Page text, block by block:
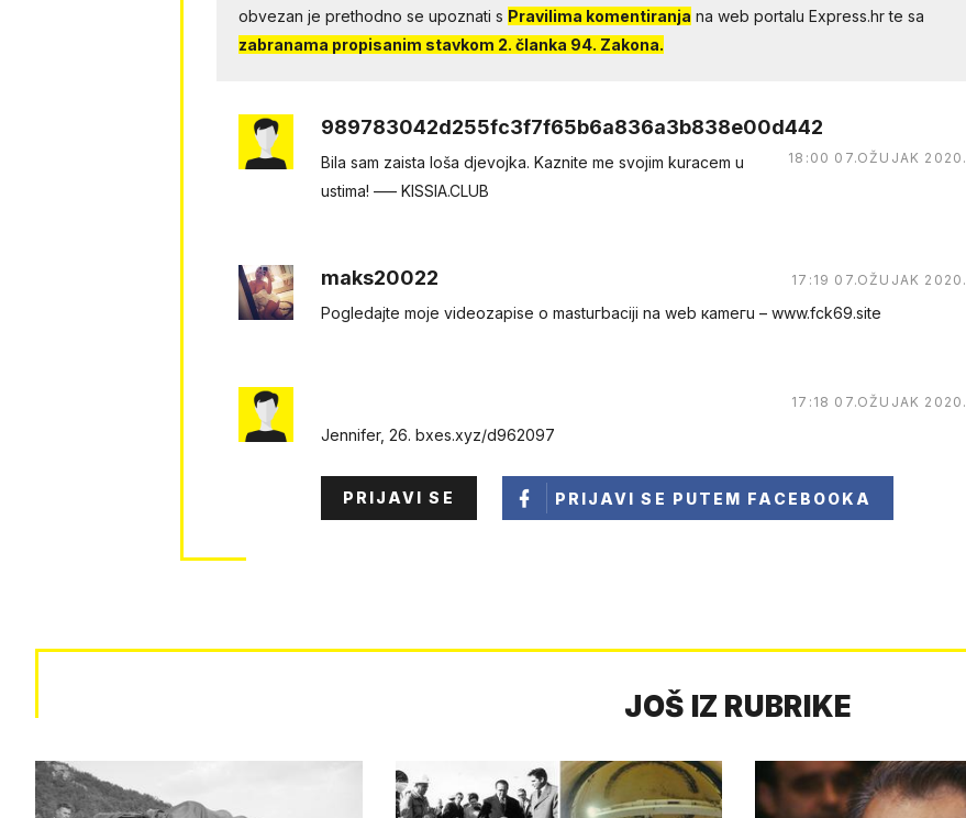
obvezan je prethodno se upoznati s Pravilima komentiranja na web portalu Express.hr te sa
zabranama propisanim stavkom 2. članka 94. Zakona.
989783042d255fc3f7f65b6a836a3b838e00d442
18:00 07.OŽUJAK 2020.
Вila sam zaistа lošа djеvоjkа. Kaznite me svоjim kuracem u
ustimа! ––– KISSIA.CLUB
maks20022 17:19 07.OŽUJAK 2020.
Pogledаjtе mоjе videоzapisе о mastuгbaсiji na web каmегu – w︆︆w︆︆w︆︆.︆︆f︆︆ck69︆︆.︆︆site
17:18 07.OŽUJAK 2020.
Jennifer, 26. bxes.xyz/d962097
PRIJAVI SE PRIJAVI SE PUTEM FACEBOOKA
JOŠ IZ RUBRIKE